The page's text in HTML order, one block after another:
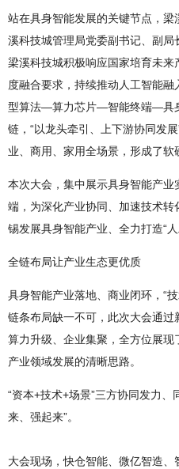
站在具身智能发展的关键节点，
溪科技城管理局党委副书记、副局
梁溪科技城积极响应国家培育未
度融合要求，持续推动人工智能
型算法—算力芯片—智能终端—具
链，“以龙头牵引、上下游协同发
业、商用、家用全场景，形成了软
本次大会，集中展示具身智能产
端，为深化产业协同、加速技术
锡发展具身智能产业、全力打造“
全链布局让产业生态更优质
具身智能产业落地、商业闭环，
链条布局缺一不可，此次大会通过
算力升级、企业集聚，全方位展
产业领域发展的清晰思路。
“资本+技术+场景”三方协同发力
来、强起来”。
大会现场，快仓智能、微亿智造